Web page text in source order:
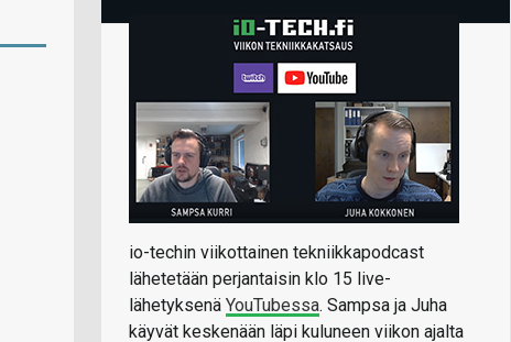
io-techin viikottainen tekniikkapodcast
lähetetään perjantaisin klo 15 live-
lähetyksenä YouTubessa. Sampsa ja Juha
käyvät keskenään läpi kuluneen viikon ajalta